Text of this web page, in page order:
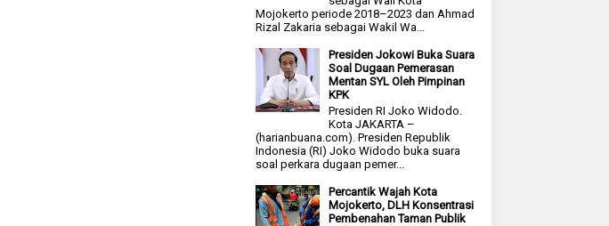
Mojokerto periode 2018–2023 dan Ahmad
Rizal Zakaria sebagai Wakil Wa...
Presiden Jokowi Buka Suara
Soal Dugaan Pemerasan
Mentan SYL Oleh Pimpinan
KPK
Presiden RI Joko Widodo.
Kota JAKARTA –
(harianbuana.com). Presiden Republik
Indonesia (RI) Joko Widodo buka suara
soal perkara dugaan pemer...
Percantik Wajah Kota
Mojokerto, DLH Konsentrasi
Pembenahan Taman Publik